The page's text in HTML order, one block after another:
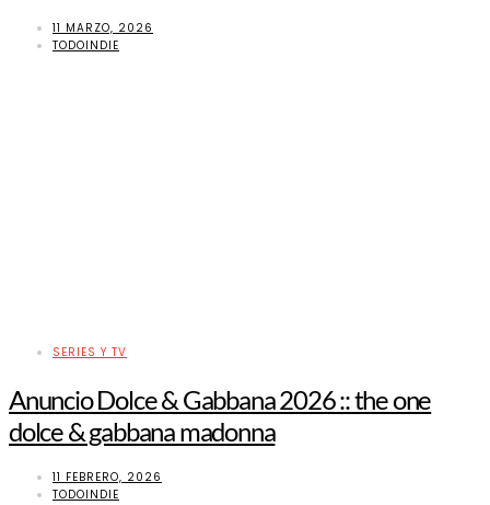
11 MARZO, 2026
TODOINDIE
SERIES Y TV
Anuncio Dolce & Gabbana 2026 :: the one
dolce & gabbana madonna
11 FEBRERO, 2026
TODOINDIE